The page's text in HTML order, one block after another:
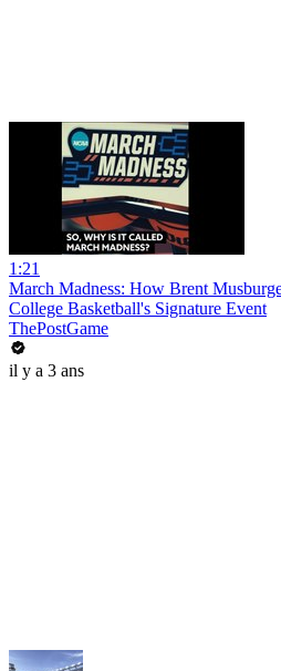
1:21
March Madness: How Brent
College Basketball's Signature Event
ThePostGame
il y a 3 ans